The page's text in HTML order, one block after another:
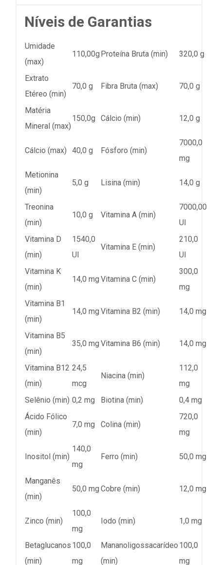
Níveis de Garantias
Umidade
(max)
110,00g Proteína Bruta (min) 320,0 g
Extrato
Etéreo (min)
70,0 g Fibra Bruta (max) 70,0 g
Matéria
Mineral (max)
150,0g Cálcio (min) 12,0 g
Cálcio (max) 40,0 g Fósforo (min)
7000,0
mg
Metionina
(min)
5,0 g Lisina (min) 14,0 g
Treonina
(min)
10,0 g Vitamina A (min)
7000,00
UI
Vitamina D
(min)
1540,0
UI
Vitamina E (min)
210,0
UI
Vitamina K
(min)
14,0 mg Vitamina C (min)
300,0
mg
Vitamina B1
(min)
14,0 mg Vitamina B2 (min) 14,0 mg
Vitamina B5
(min)
35,0 mg Vitamina B6 (min) 14,0 mg
Vitamina B12
(min)
24,5
mcg
Niacina (min)
112,0
mg
Selênio (min) 0,2 mg Biotina (min)
0,4 mg
Ácido Fólico
(min)
7,0 mg Colina (min)
720,0
mg
Inositol (min)
140,0
mg
Ferro (min) 50,0 mg
Manganês
(min)
50,0 mg Cobre (min) 12,0 mg
Zinco (min)
100,0
mg
Iodo (min) 1,0 mg
Betaglucanos
(min)
100,0
mg
Mananoligossacarídeo
(min)
100,0
mg